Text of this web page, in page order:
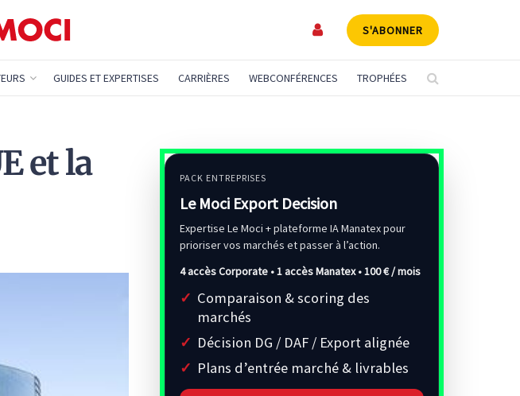
S'ABONNER
GUIDES ET EXPERTISES CARRIÈRES WEBCONFÉRENCES TROPHÉES
et la
PACK ENTREPRISES
Le Moci Export Decision
Expertise Le Moci + plateforme IA Manatex pour
prioriser vos marchés et passer à l’action.
4 accès Corporate • 1 accès Manatex •100 € / mois
Comparaison & scoring des
marchés
Décision DG / DAF / Export alignée
Plans d’entrée marché & livrables